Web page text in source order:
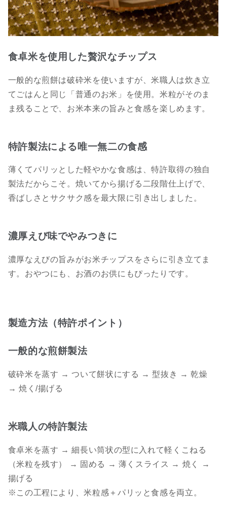
食卓米を使用した贅沢なチップス
一般的な煎餅は破砕米を使いますが、米職人は炊き立
てごはんと同じ「普通のお米」を使用。米粒がそのま
ま残ることで、お米本来の旨みと食感を楽しめます。
特許製法による唯一無二の食感
薄くてパリッとした軽やかな食感は、特許取得の独自
製法だからこそ。焼いてから揚げる二段階仕上げで、
香ばしさとサクサク感を最大限に引き出しました。
濃厚えび味でやみつきに
濃厚なえびの旨みがお米チップスをさらに引き立てま
す。おやつにも、お酒のお供にもぴったりです。
製造方法（特許ポイント）
一般的な煎餅製法
破砕米を蒸す → ついて餅状にする → 型抜き → 乾燥
→ 焼く/揚げる
米職人の特許製法
食卓米を蒸す → 細長い筒状の型に入れて軽くこねる
（米粒を残す） → 固める → 薄くスライス → 焼く →
揚げる
※この工程により、米粒感＋パリッと食感を両立。